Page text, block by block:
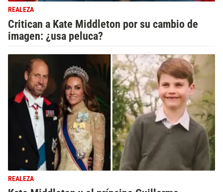
REALEZA
Critican a Kate Middleton por su cambio de
imagen: ¿usa peluca?
REALEZA